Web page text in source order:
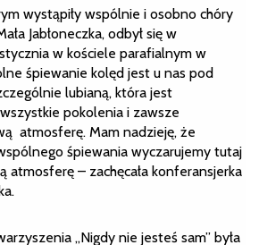
wystąpiły wspólnie i osobno chóry
Jabłoneczka, odbył się w
w kościele parafialnym w
śpiewanie kolęd jest u nas pod
lubianą, która jest
pokolenia i zawsze
atmosferę. Mam nadzieję, że
śpiewania wyczarujemy tutaj
atmosferę – zachęcała konferansjerka
„Nigdy nie jesteś sam” była